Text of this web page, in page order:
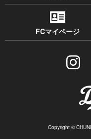
FCマイページ
Copyright ©